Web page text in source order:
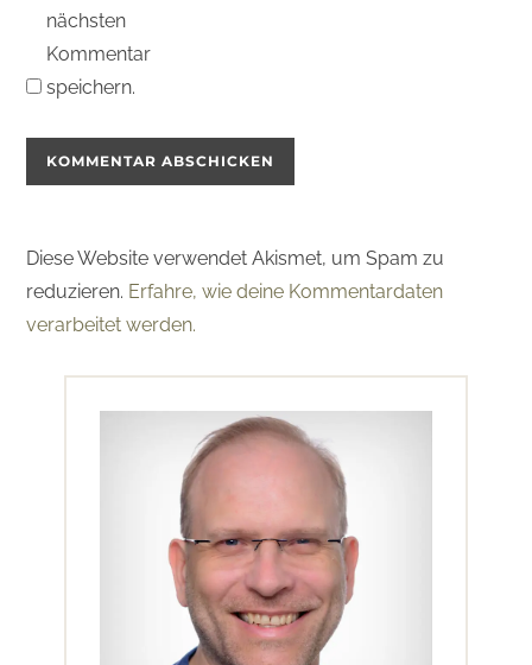
nächsten
Kommentar
speichern.
Diese Website verwendet Akismet, um Spam zu
reduzieren. Erfahre, wie deine Kommentardaten
verarbeitet werden.